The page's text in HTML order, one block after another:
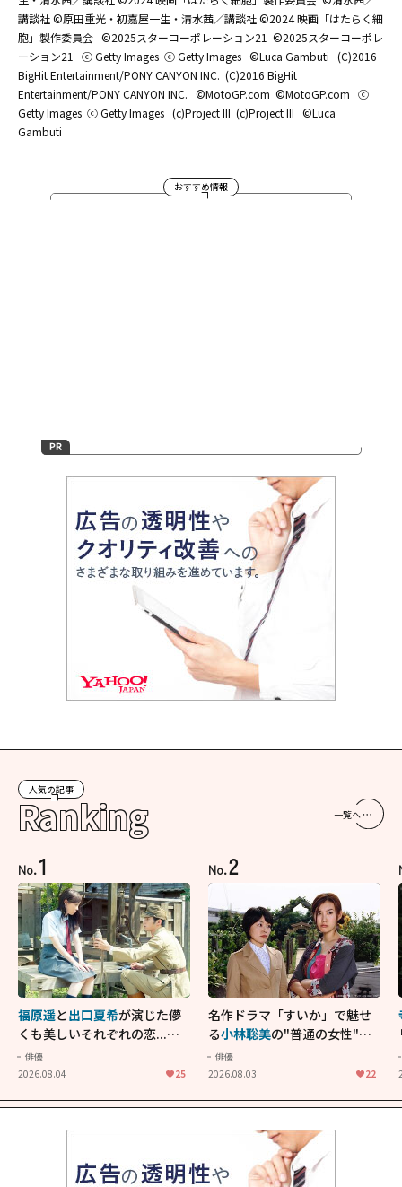
講談社 ©原田重光・初嘉屋一生・清水茜／講談社 ©2024 映画「はたらく細
胞」製作委員会 ©2025スターコーポレーション21 ©2025スターコーポレ
ーション21
ⓒ Getty Images ⓒ Getty Images ©Luca Gambuti (C)2016
BigHit Entertainment/PONY CANYON INC. (C)2016 BigHit
Entertainment/PONY CANYON INC. ©MotoGP.com ©MotoGP.com ⓒ
Getty Images ⓒ Getty Images (c)Project III (c)Project III ©Luca
Gambuti
おすすめ情報
人気の記事
Ranking 一覧へ
No.1
福原遥と出口夏希が演じた儚
くも美しいそれぞれの恋...生
きることの尊さを教えてくれ
た映画「あの花が咲く丘で、
俳優
2026.08.04
25
No.2
名作ドラマ「すいか」で魅せ
る小林聡美の"普通の女性"が
大人に刺さる...映画「かもめ
食堂」にも通じる静かな芝居
俳優
2026.08.03
22